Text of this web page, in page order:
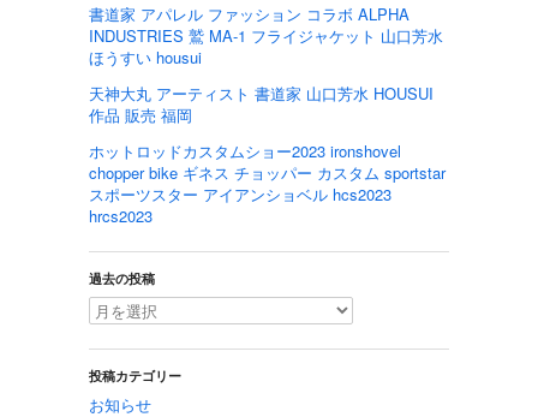
書道家 アパレル ファッション コラボ ALPHA
INDUSTRIES 鷲 MA-1 フライジャケット 山口芳水
ほうすい housui
天神大丸 アーティスト 書道家 山口芳水 HOUSUI
作品 販売 福岡
ホットロッドカスタムショー2023 ironshovel
chopper bike ギネス チョッパー カスタム sportstar
スポーツスター アイアンショベル hcs2023
hrcs2023
過去の投稿
投稿カテゴリー
お知らせ